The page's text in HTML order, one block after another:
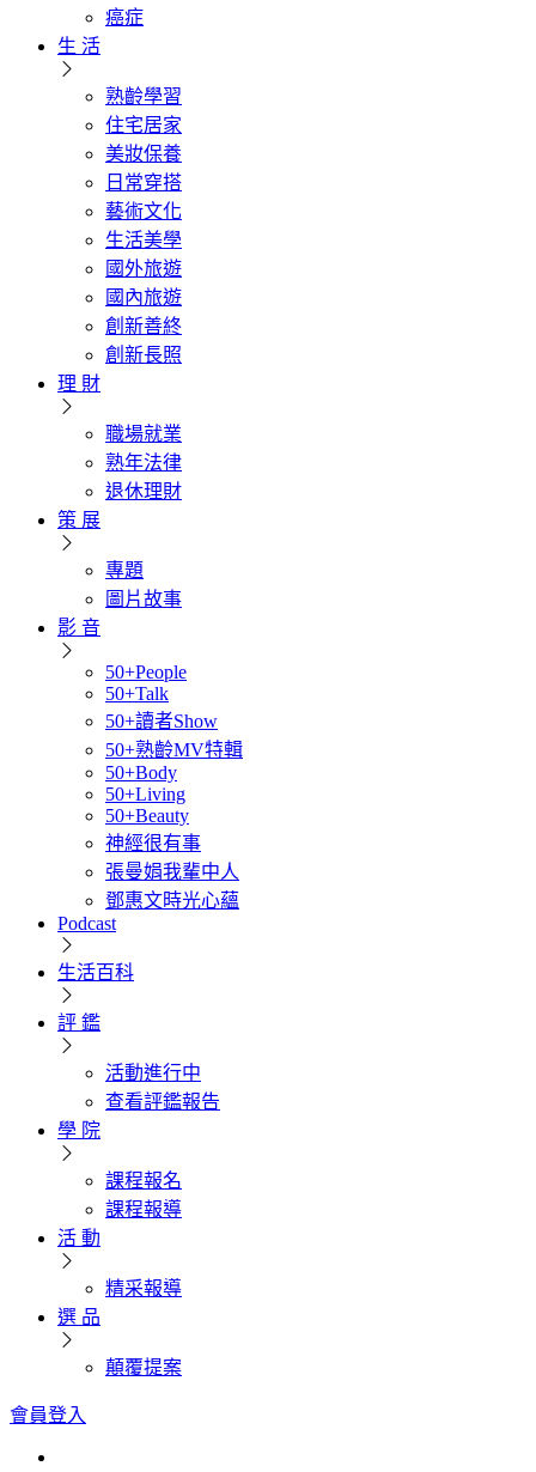
癌症
生 活
熟齡學習
住宅居家
美妝保養
日常穿搭
藝術文化
生活美學
國外旅遊
國內旅遊
創新善終
創新長照
理 財
職場就業
熟年法律
退休理財
策 展
專題
圖片故事
影 音
50+People
50+Talk
50+讀者Show
50+熟齡MV特輯
50+Body
50+Living
50+Beauty
神經很有事
張曼娟我輩中人
鄧惠文時光心蘊
Podcast
生活百科
評 鑑
活動進行中
查看評鑑報告
學 院
課程報名
課程報導
活 動
精采報導
選 品
顛覆提案
會員登入